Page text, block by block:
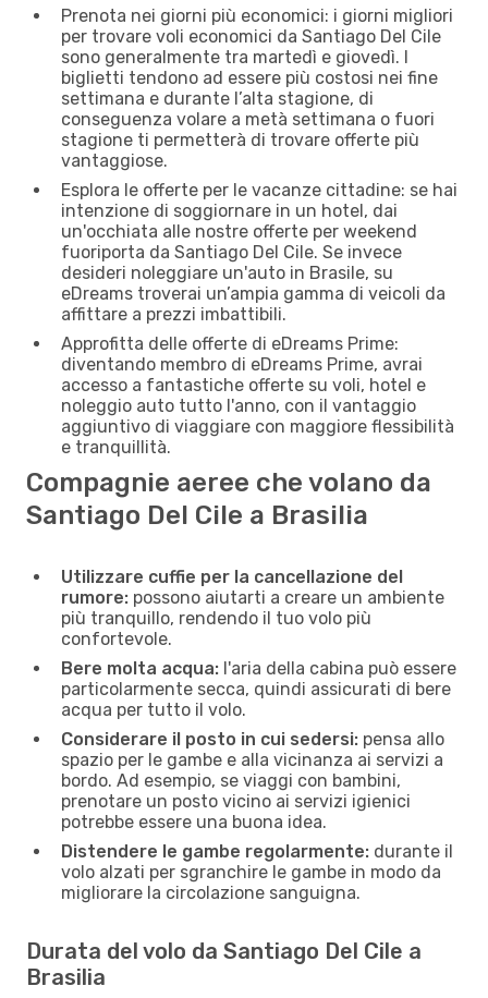
Prenota nei giorni più economici: i giorni migliori
per trovare voli economici da Santiago Del Cile
sono generalmente tra martedì e giovedì. I
biglietti tendono ad essere più costosi nei fine
settimana e durante l’alta stagione, di
conseguenza volare a metà settimana o fuori
stagione ti permetterà di trovare offerte più
vantaggiose.
Esplora le offerte per le vacanze cittadine: se hai
intenzione di soggiornare in un hotel, dai
un'occhiata alle nostre offerte per weekend
fuoriporta da Santiago Del Cile. Se invece
desideri noleggiare un'auto in Brasile, su
eDreams troverai un’ampia gamma di veicoli da
affittare a prezzi imbattibili.
Approfitta delle offerte di eDreams Prime:
diventando membro di eDreams Prime, avrai
accesso a fantastiche offerte su voli, hotel e
noleggio auto tutto l'anno, con il vantaggio
aggiuntivo di viaggiare con maggiore flessibilità
e tranquillità.
Compagnie aeree che volano da
Santiago Del Cile a Brasilia
Utilizzare cuffie per la cancellazione del
rumore: possono aiutarti a creare un ambiente
più tranquillo, rendendo il tuo volo più
confortevole.
Bere molta acqua: l'aria della cabina può essere
particolarmente secca, quindi assicurati di bere
acqua per tutto il volo.
Considerare il posto in cui sedersi: pensa allo
spazio per le gambe e alla vicinanza ai servizi a
bordo. Ad esempio, se viaggi con bambini,
prenotare un posto vicino ai servizi igienici
potrebbe essere una buona idea.
Distendere le gambe regolarmente: durante il
volo alzati per sgranchire le gambe in modo da
migliorare la circolazione sanguigna.
Durata del volo da Santiago Del Cile a
Brasilia